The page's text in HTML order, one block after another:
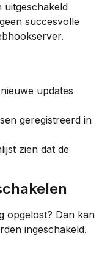
uitgeschakeld
succesvolle
updates
geregistreerd in
zien dat de
opgelost? Dan kan
ingeschakeld.